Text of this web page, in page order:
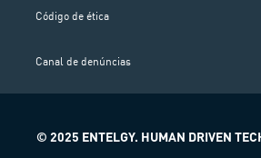
Código de ética
Canal de denúncias
© 2025 ENTELGY. HUMAN DRIVEN